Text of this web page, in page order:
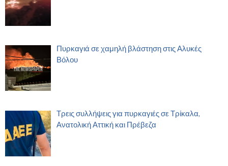
Πυρκαγιά σε χαμηλή βλάστηση στις Αλυκές
Βόλου
Τρεις συλλήψεις για πυρκαγιές σε Τρίκαλα,
Ανατολική Αττική και Πρέβεζα